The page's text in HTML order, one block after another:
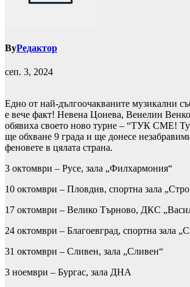
ByРедактор
сеп. 3, 2024
Едно от най-дългоочакваните музикални
е вече факт! Невена Цонева, Венелин
обявиха своето ново турне – “ТУК СМЕ!
ще обхване 9 града и ще донесе
феновете в цялата страна.
3 октомври – Русе, зала „Филхармония“
10 октомври – Пловдив, спортна зала
17 октомври – Велико Търново, ДКС
24 октомври – Благоевград, спортна зала
31 октомври – Сливен, зала „Сливен“
3 ноември – Бургас, зала ДНА